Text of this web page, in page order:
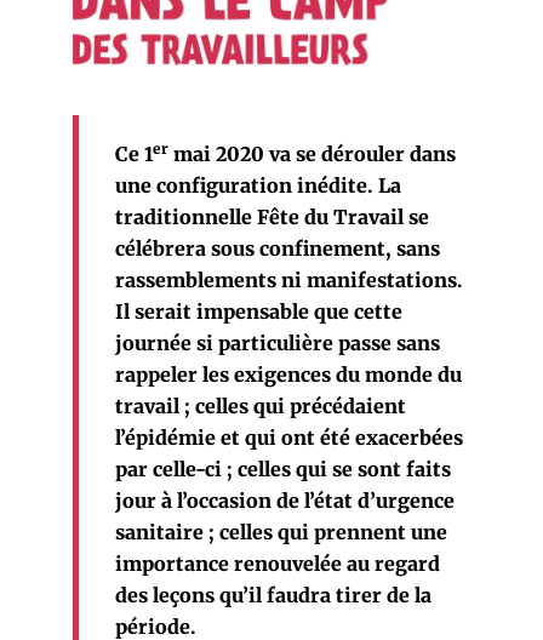
Ce 1er mai 2020 va se dérouler dans
une configuration inédite. La
traditionnelle Fête du Travail se
célébrera sous confinement, sans
rassemblements ni manifestations.
Il serait impensable que cette
journée si particulière passe sans
rappeler les exigences du monde du
travail ; celles qui précédaient
l’épidémie et qui ont été exacerbées
par celle-ci ; celles qui se sont faits
jour à l’occasion de l’état d’urgence
sanitaire ; celles qui prennent une
importance renouvelée au regard
des leçons qu’il faudra tirer de la
période.